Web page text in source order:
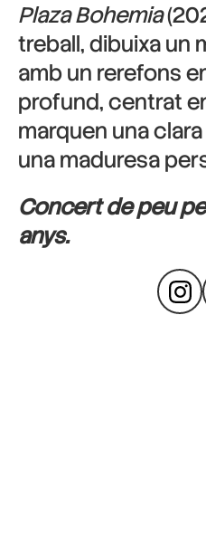
Plaza Bohemia
treball, dibuixa un
amb un rerefons
profund, centrat
marquen una
una maduresa
Concert de peu
anys.